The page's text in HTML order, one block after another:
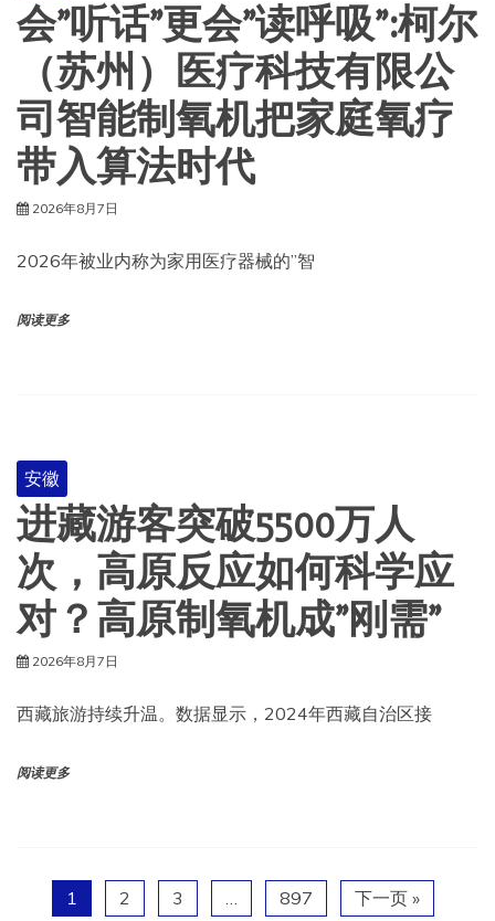
会”听话”更会”读呼吸”:柯尔
（苏州）医疗科技有限公
司智能制氧机把家庭氧疗
带入算法时代
2026年8月7日
2026年被业内称为家用医疗器械的”智
阅读更多
安徽
进藏游客突破5500万人
次，高原反应如何科学应
对？高原制氧机成”刚需”
2026年8月7日
西藏旅游持续升温。数据显示，2024年西藏自治区接
阅读更多
1 2 3 … 897 下一页 »